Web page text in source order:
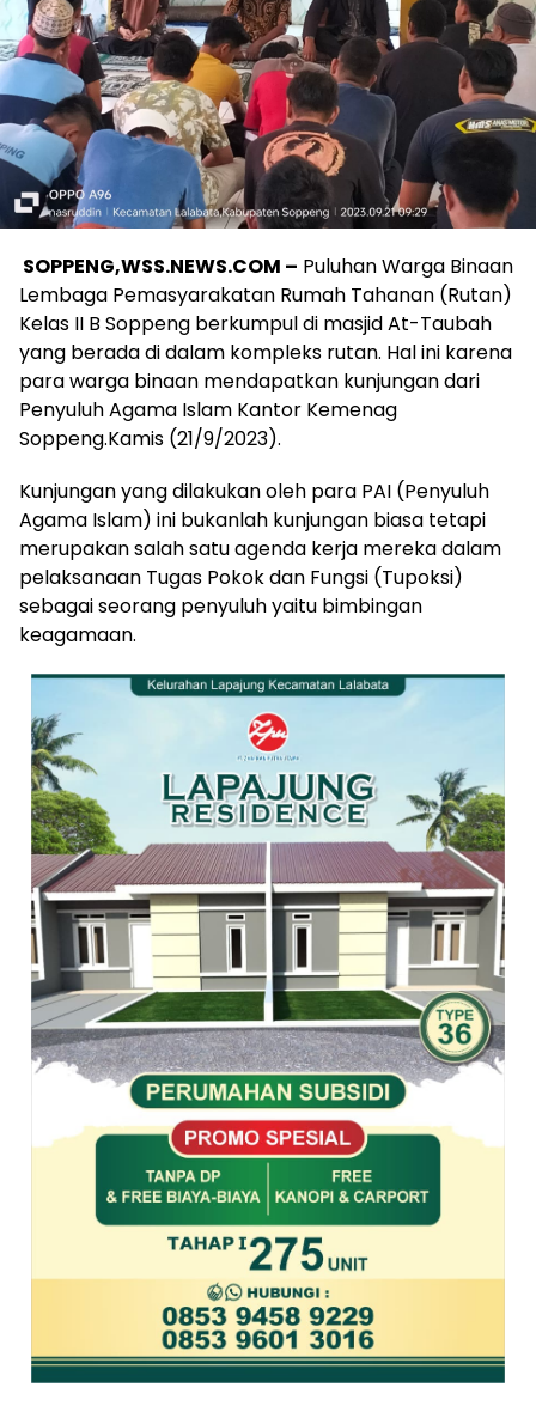
SOPPENG,WSS.NEWS.COM – Puluhan Warga Binaan
Lembaga Pemasyarakatan Rumah Tahanan (Rutan)
Kelas II B Soppeng berkumpul di masjid At-Taubah
yang berada di dalam kompleks rutan. Hal ini karena
para warga binaan mendapatkan kunjungan dari
Penyuluh Agama Islam Kantor Kemenag
Soppeng.Kamis (21/9/2023).
Kunjungan yang dilakukan oleh para PAI (Penyuluh
Agama Islam) ini bukanlah kunjungan biasa tetapi
merupakan salah satu agenda kerja mereka dalam
pelaksanaan Tugas Pokok dan Fungsi (Tupoksi)
sebagai seorang penyuluh yaitu bimbingan
keagamaan.